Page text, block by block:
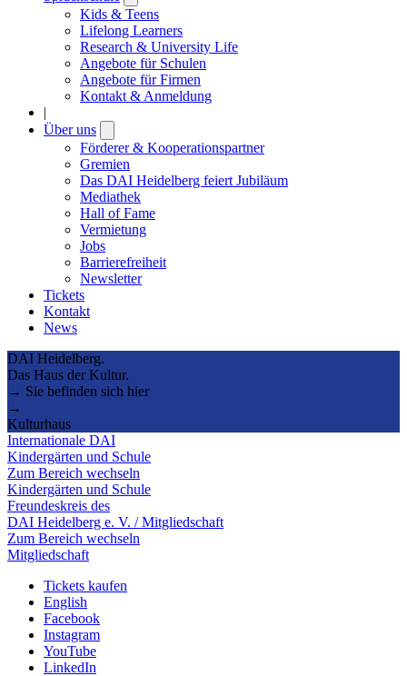
submenu
Kids & Teens
Lifelong Learners
Research & University Life
Angebote für Schulen
Angebote für Firmen
Kontakt & Anmeldung
|
Über uns
submenu
Förderer & Kooperationspartner
Gremien
Das DAI Heidelberg feiert Jubiläum
Mediathek
Hall of Fame
Vermietung
Jobs
Barrierefreiheit
Newsletter
Tickets
Kontakt
News
DAI Heidelberg.
Das Haus der Kultur.
→ Sie befinden sich hier
→
Kulturhaus
Internationale DAI
Kindergärten und Schule
Zum Bereich wechseln
Kindergärten und Schule
Freundeskreis des
DAI Heidelberg e. V. / Mitgliedschaft
Zum Bereich wechseln
Mitgliedschaft
Tickets kaufen
English
Facebook
Instagram
YouTube
LinkedIn